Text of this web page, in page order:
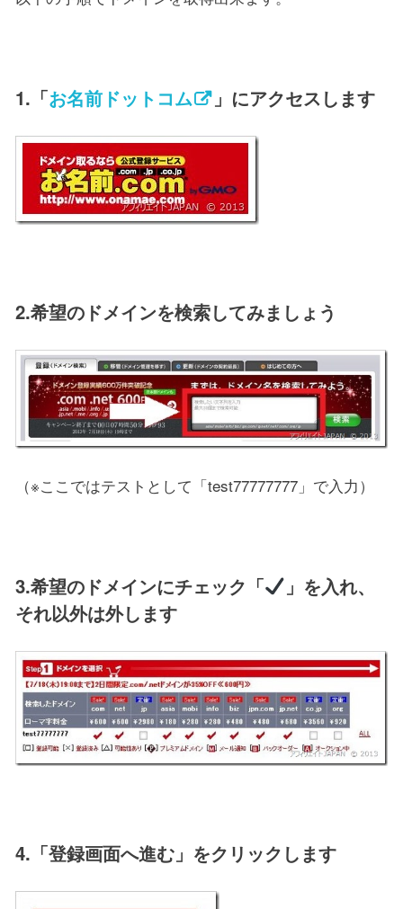
1.「お名前ドットコム 」にアクセスします
2.希望のドメインを検索してみましょう
（※ここではテストとして「test77777777」で入力）
3.希望のドメインにチェック「
」を入れ、
それ以外は外します
4.「登録画面へ進む」をクリックします